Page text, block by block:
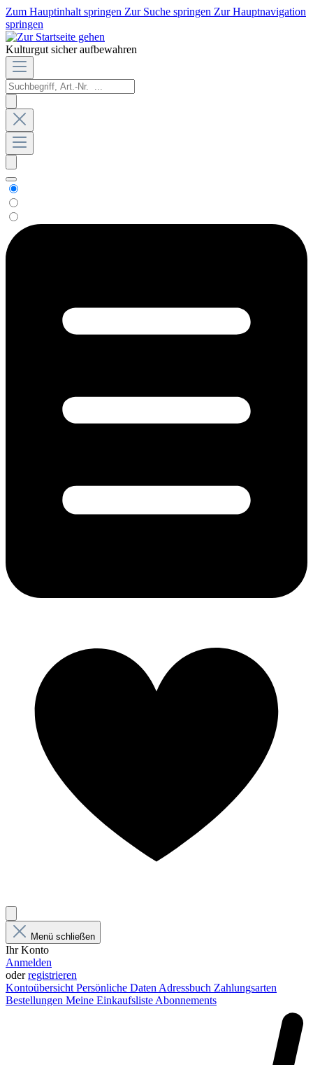
Zum Hauptinhalt springen Zur Suche springen Zur Hauptnavigation
springen
Kulturgut sicher aufbewahren
Menü schließen
Ihr Konto
Anmelden
oderregistrieren
Kontoübersicht Persönliche Daten Adressbuch Zahlungsarten
Bestellungen Meine Einkaufsliste Abonnements